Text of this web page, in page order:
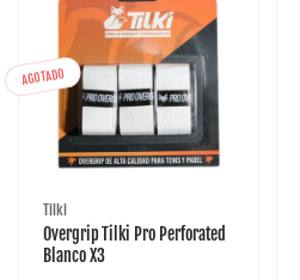
AGOTADO
Proveedor:
Tilki
Overgrip Tilki Pro Perforated
Blanco X3